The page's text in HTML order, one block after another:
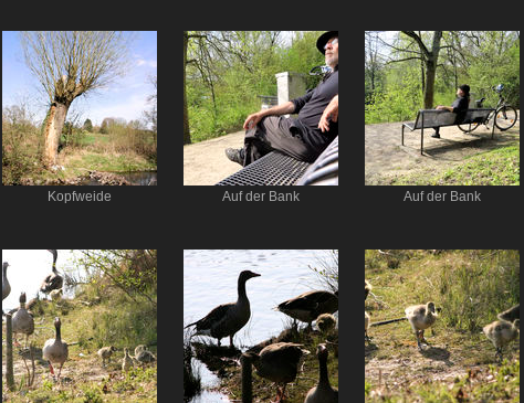
Kopfweide Auf der Bank Auf der Bank